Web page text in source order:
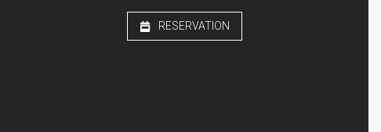
RESERVATION